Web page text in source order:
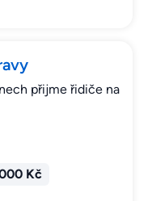
přijme řidiče na
Kč